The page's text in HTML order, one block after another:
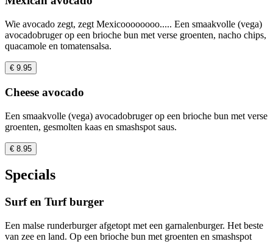
Wie avocado zegt, zegt Mexicoooooooo..... Een smaakvolle (vega)
avocadobruger op een brioche bun met verse groenten, nacho chips,
quacamole en tomatensalsa.
€ 9.95
Cheese avocado
Een smaakvolle (vega) avocadobruger op een brioche bun met verse
groenten, gesmolten kaas en smashspot saus.
€ 8.95
Specials
Surf en Turf burger
Een malse runderburger afgetopt met een garnalenburger. Het beste
van zee en land. Op een brioche bun met groenten en smashspot